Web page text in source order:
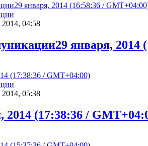
2014, 04:58
января, 2014
2014, 05:38
2014 (17:38:36 /